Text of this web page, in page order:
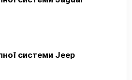
системи Jeep